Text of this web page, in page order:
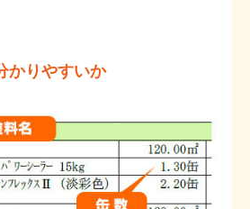
かりやすいか